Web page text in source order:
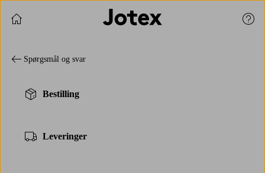
Fortsæt med at shoppe
Spørgsmål og svar
Bestilling
Leveringer